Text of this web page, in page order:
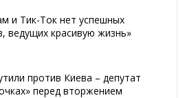
и Тик-Ток нет успешных
ведущих красивую жизнь»
против Киева – депутат
перед вторжением